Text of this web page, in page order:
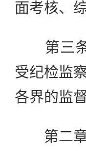
面考核、
第三条
受纪检监
各界的监督
第二章